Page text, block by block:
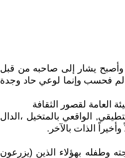
وأصبح يشار إلى صاحبه من قبل
فحسب وإنما لوعي حاد وجدة
العامة لقصور الثقافة
الواقعي بالمتخيل ،الدال
الذات بالآخر.
وطفله بهؤلاء الذين (يزرعون